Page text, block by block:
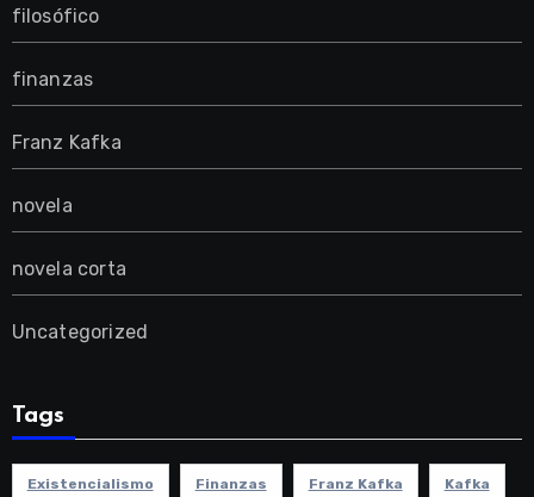
filosófico
finanzas
Franz Kafka
novela
novela corta
Uncategorized
Tags
Existencialismo Finanzas Franz Kafka Kafka